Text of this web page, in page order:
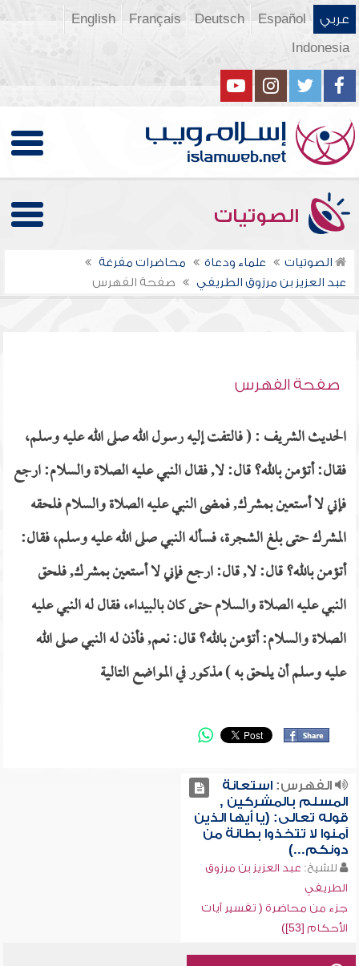
عربي Español
Deutsch
Français
English
Indonesia
الصوتيات
الصوتيات علماء ودعاة
محاضرات مفرغة
عبد العزيز بن مرزوق الطريفي
صفحة الفهرس
صفحة الفهرس
الحديث الشريف : ( فالتفت إليه رسول الله صلى الله عليه وسلم،
فقال: أتؤمن بالله؟ قال: لا, فقال النبي عليه الصلاة والسلام: ارجع
فإني لا أستعين بمشرك, فمضى النبي عليه الصلاة والسلام فلحقه
المشرك حتى بلغ الشجرة، فسأله النبي صلى الله عليه وسلم، فقال:
أتؤمن بالله؟ قال: لا, قال: ارجع فإني لا أستعين بمشرك, فلحق
النبي عليه الصلاة والسلام حتى كان بالبيداء، فقال له النبي عليه
الصلاة والسلام: أتؤمن بالله؟ قال: نعم, فأذن له النبي صلى الله
عليه وسلم أن يلحق به ) مذكور في المواضع التالية
الفهرس:استعانة
المسلم بالمشركين ,
قوله تعالى: (يا أيها الذين
آمنوا لا تتخذوا بطانة من
دونكم...)
للشيخ: عبد العزيز بن مرزوق
الطريفي
جزء من محاضرة ( تفسير آيات
الأحكام [53])